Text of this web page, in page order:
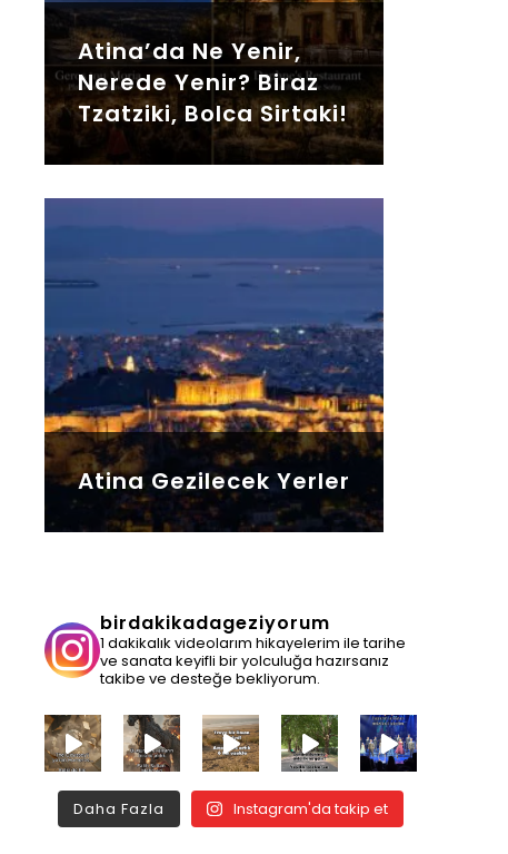
Atina’da Ne Yenir,
Nerede Yenir? Biraz
Tzatziki, Bolca Sirtaki!
Atina Gezilecek Yerler
birdakikadageziyorum
1 dakikalık videolarım hikayelerim ile tarihe
ve sanata keyifli bir yolculuğa hazırsanız
takibe ve desteğe bekliyorum.
Daha Fazla Instagram'da takip et